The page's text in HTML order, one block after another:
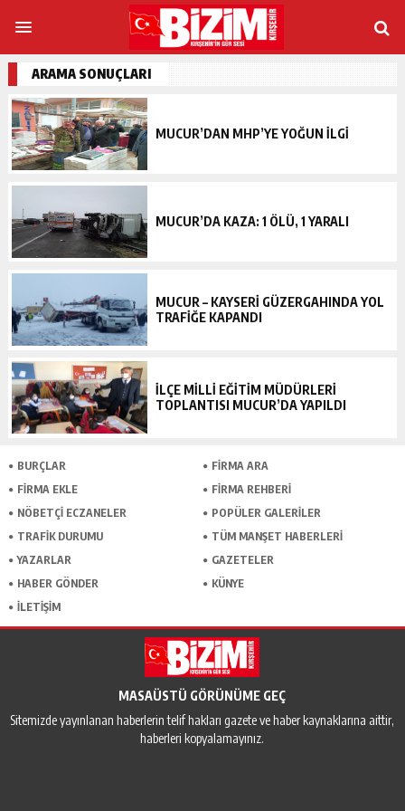
ARAMA SONUÇLARI
MUCUR’DAN MHP’YE YOĞUN İLGİ
MUCUR’DA KAZA: 1 ÖLÜ, 1 YARALI
MUCUR – KAYSERİ GÜZERGAHINDA YOL
TRAFİĞE KAPANDI
İLÇE MİLLİ EĞİTİM MÜDÜRLERİ
TOPLANTISI MUCUR’DA YAPILDI
BURÇLAR
FİRMA ARA
FİRMA EKLE
FİRMA REHBERİ
NÖBETÇİ ECZANELER
POPÜLER GALERİLER
TRAFİK DURUMU
TÜM MANŞET HABERLERİ
YAZARLAR
GAZETELER
HABER GÖNDER
KÜNYE
İLETİŞİM
MASAÜSTÜ GÖRÜNÜME GEÇ
Sitemizde yayınlanan haberlerin telif hakları gazete ve haber kaynaklarına aittir,
haberleri kopyalamayınız.